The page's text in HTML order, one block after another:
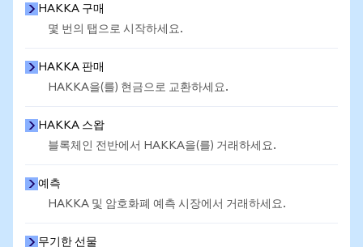
HAKKA 구매
몇 번의 탭으로 시작하세요.
HAKKA 판매
HAKKA을(를) 현금으로 교환하세요.
HAKKA 스왑
블록체인 전반에서 HAKKA을(를) 거래하세요.
예측
HAKKA 및 암호화폐 예측 시장에서 거래하세요.
무기한 선물